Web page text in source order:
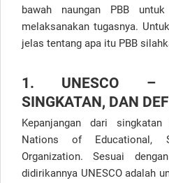
bawah naungan PBB
melaksanakan tugasnya.
jelas tentang apa itu PBB
1. UNESCO –
SINGKATAN, DAN
Kepanjangan dari
Nations of Educational,
Organization. Sesuai
didirikannya UNESCO adalah